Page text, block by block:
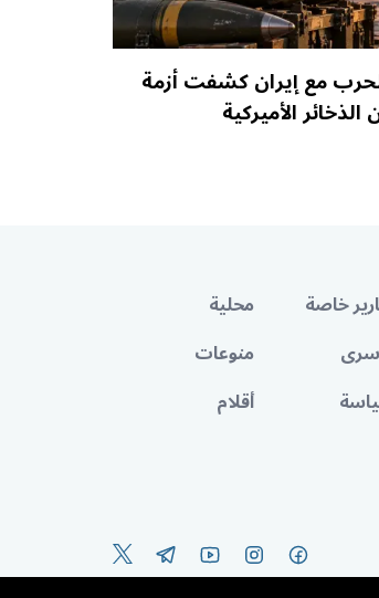
مع إيران كشفت أزمة
الأميركية
خاصة
محلية
منوعات
أقلام